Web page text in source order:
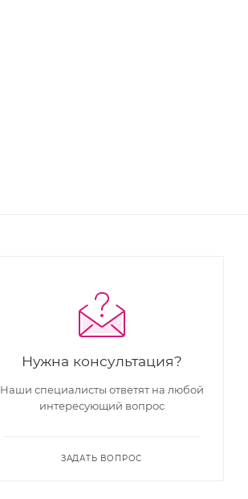
Нужна консультация?
Наши специалисты ответят на любой
интересующий вопрос
ЗАДАТЬ ВОПРОС